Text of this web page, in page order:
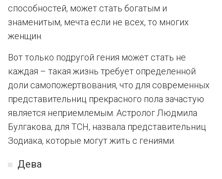
способностей, может стать богатым и
знаменитым, мечта если не всех, то многих
женщин.
Вот только подругой гения может стать не
каждая – такая жизнь требует определенной
доли самопожертвования, что для современных
представительниц прекрасного пола зачастую
является неприемлемым. Астролог Людмила
Булгакова, для ТСН, назвала представительниц
Зодиака, которые могут жить с гениями.
Дева